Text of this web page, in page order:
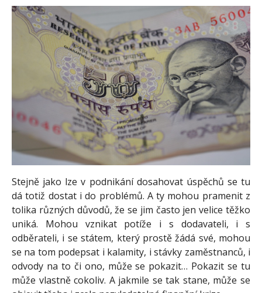
Stejně jako lze v podnikání dosahovat úspěchů se tu
dá totiž dostat i do problémů. A ty mohou pramenit z
tolika různých důvodů, že se jim často jen velice těžko
uniká. Mohou vznikat potíže i s dodavateli, i s
odběrateli, i se státem, který prostě žádá své, mohou
se na tom podepsat i kalamity, i stávky zaměstnanců, i
odvody na to či ono, může se pokazit… Pokazit se tu
může vlastně cokoliv. A jakmile se tak stane, může se